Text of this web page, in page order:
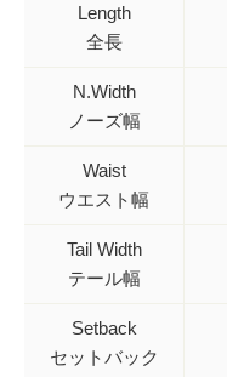
Length
全長
N.Width
ノーズ幅
Waist
ウエスト幅
Tail Width
テール幅
Setback
セットバック